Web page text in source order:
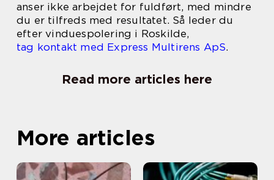
anser ikke arbejdet for fuldført, med mindre
du er tilfreds med resultatet. Så leder du
efter vinduespolering i Roskilde,
tag kontakt med Express Multirens ApS.
Read more articles here
More articles